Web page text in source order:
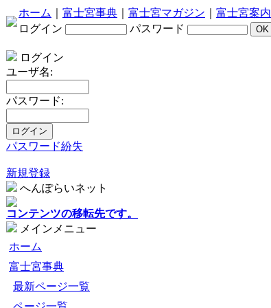
ホーム 富士宮事典 富士宮マガジン 富士宮案内
ログイン
パスワード
ログイン
ユーザ名:
パスワード:
パスワード紛失
新規登録
へんぽらいネット
コンテンツの移転先です。
メインメニュー
ホーム
富士宮事典
最新ページ一覧